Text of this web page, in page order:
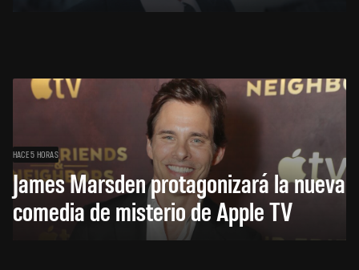
HACE 5 HORAS
James Marsden protagonizará la nueva
comedia de misterio de Apple TV